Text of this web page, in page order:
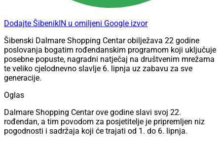
Dodajte ŠibenikIN u omiljeni Google izvor
Šibenski Dalmare Shopping Centar obilježava 22 godine
poslovanja bogatim rođendanskim programom koji uključuje
posebne popuste, nagradni natječaj na društvenim mrežama
te veliko cjelodnevno slavlje 6. lipnja uz zabavu za sve
generacije.
Oglas
Dalmare Shopping Centar ove godine slavi svoj 22.
rođendan, a tim povodom za posjetitelje je pripremljen niz
pogodnosti i sadržaja koji će trajati od 1. do 6. lipnja.